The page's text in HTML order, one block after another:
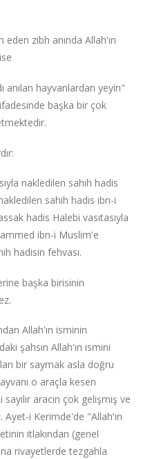
eden zibh anında Allah'ın
anılan hayvanlardan yeyin"
başka bir çok
nakledilen sahıh hadis
sahih hadis ibn-i
hadis Halebi vasıtasıyla
ibn-i Muslim'e
hadisin fehvası.
başka birisinin
Allah'ın isminin
şahsın Allah'ın ismini
bir saymak asla doğru
o araçla kesen
aracın çok gelişmiş ve
i Kerimde'de "Allah'ın
itlakından (genel
rivayetlerde tezgahla